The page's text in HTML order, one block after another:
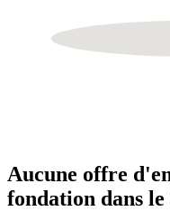
Aucune offre
fondation dans